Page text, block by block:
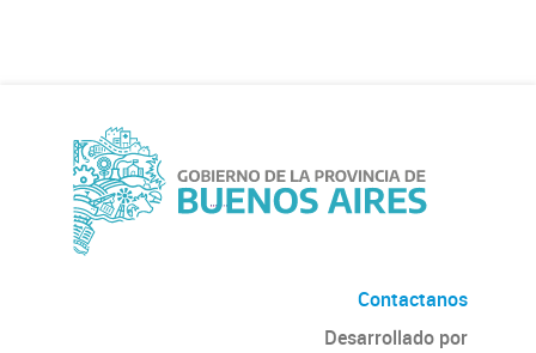
Contactanos
Desarrollado por